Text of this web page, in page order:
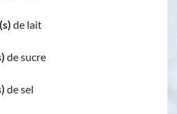
de lait
de sucre
de sel